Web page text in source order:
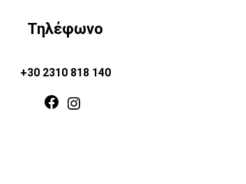
Τηλέφωνο
+30 2310 818 140
Facebook
Instagram